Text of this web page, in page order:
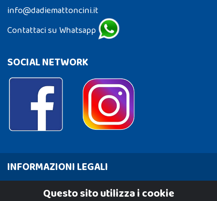
info@dadiemattoncini.it
Contattaci su Whatsapp
SOCIAL NETWORK
INFORMAZIONI LEGALI
Cookie PolicyQuesto sito utilizza i cookie